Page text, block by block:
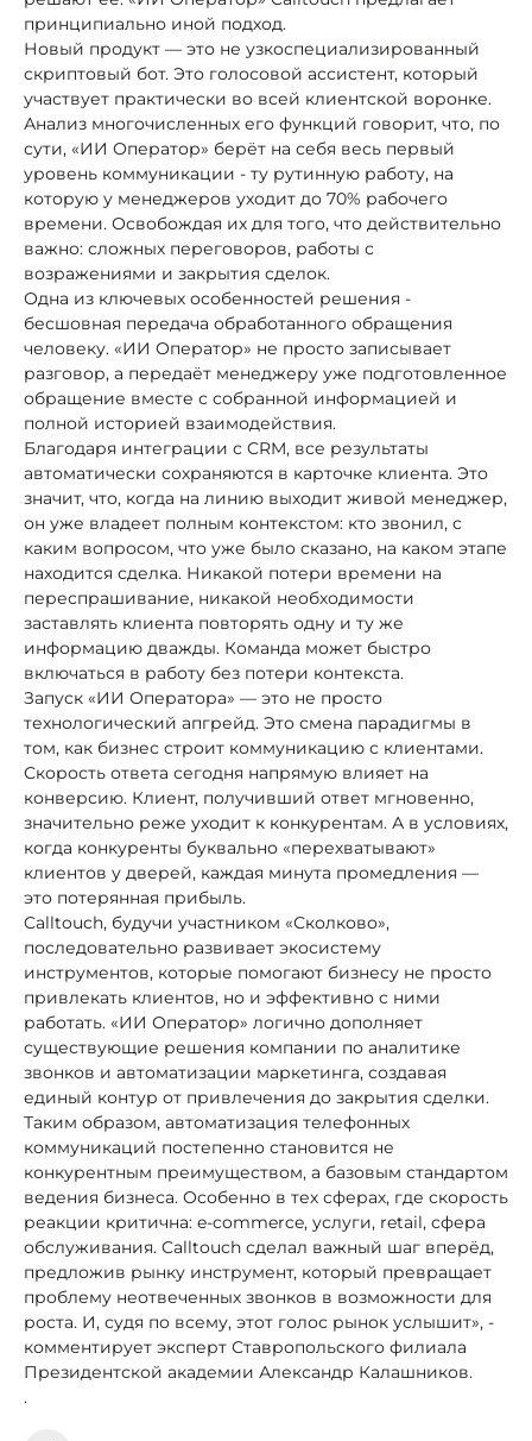
принципиально иной подход.
Новый продукт — это не узкоспециализированный
скриптовый бот. Это голосовой ассистент, который
участвует практически во всей клиентской воронке.
Анализ многочисленных его функций говорит, что, по
сути, «ИИ Оператор» берёт на себя весь первый
уровень коммуникации - ту рутинную работу, на
которую у менеджеров уходит до 70% рабочего
времени. Освобождая их для того, что действительно
важно: сложных переговоров, работы с
возражениями и закрытия сделок.
Одна из ключевых особенностей решения -
бесшовная передача обработанного обращения
человеку. «ИИ Оператор» не просто записывает
разговор, а передаёт менеджеру уже подготовленное
обращение вместе с собранной информацией и
полной историей взаимодействия.
Благодаря интеграции с CRM, все результаты
автоматически сохраняются в карточке клиента. Это
значит, что, когда на линию выходит живой менеджер,
он уже владеет полным контекстом: кто звонил, с
каким вопросом, что уже было сказано, на каком этапе
находится сделка. Никакой потери времени на
переспрашивание, никакой необходимости
заставлять клиента повторять одну и ту же
информацию дважды. Команда может быстро
включаться в работу без потери контекста.
Запуск «ИИ Оператора» — это не просто
технологический апгрейд. Это смена парадигмы в
том, как бизнес строит коммуникацию с клиентами.
Скорость ответа сегодня напрямую влияет на
конверсию. Клиент, получивший ответ мгновенно,
значительно реже уходит к конкурентам. А в условиях,
когда конкуренты буквально «перехватывают»
клиентов у дверей, каждая минута промедления —
это потерянная прибыль.
Calltouch, будучи участником «Сколково»,
последовательно развивает экосистему
инструментов, которые помогают бизнесу не просто
привлекать клиентов, но и эффективно с ними
работать. «ИИ Оператор» логично дополняет
существующие решения компании по аналитике
звонков и автоматизации маркетинга, создавая
единый контур от привлечения до закрытия сделки.
Таким образом, автоматизация телефонных
коммуникаций постепенно становится не
конкурентным преимуществом, а базовым стандартом
ведения бизнеса. Особенно в тех сферах, где скорость
реакции критична: e-commerce, услуги, retail, сфера
обслуживания. Calltouch сделал важный шаг вперёд,
предложив рынку инструмент, который превращает
проблему неотвеченных звонков в возможности для
роста. И, судя по всему, этот голос рынок услышит», -
комментирует эксперт Ставропольского филиала
Президентской академии Александр Калашников.
.